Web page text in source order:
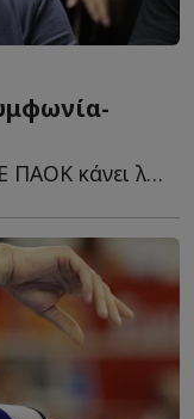
Στην επίσημη ανακοίνωσή η ΚΑΕ ΠΑΟΚ κάνει λόγο για μία σ...